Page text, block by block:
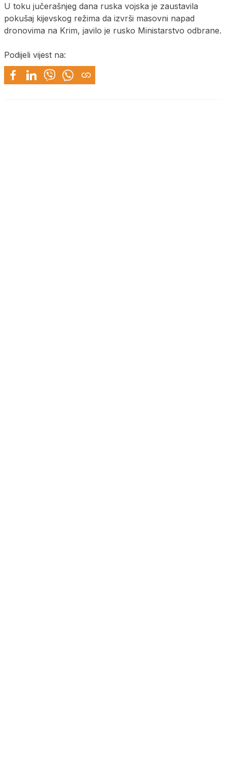
U toku jučerašnjeg dana ruska vojska je zaustavila
pokušaj kijevskog režima da izvrši masovni napad
dronovima na Krim, javilo je rusko Ministarstvo odbrane.
Podijeli vijest na: